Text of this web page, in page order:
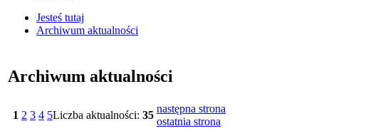
Jesteś tutaj
Archiwum aktualności
Archiwum aktualności
1 2 3 4 5Liczba aktualności: 35
następna strona
ostatnia strona